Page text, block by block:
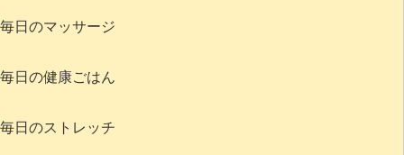
毎日のマッサージ
毎日の健康ごはん
毎日のストレッチ